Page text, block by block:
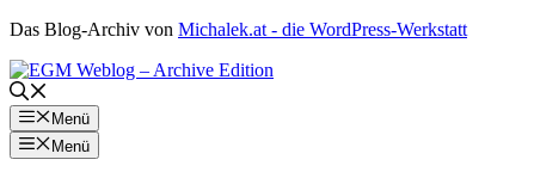
Zum
springen
Das Blog-Archiv von Michalek.at - die WordPress-Werkstatt
Menü
Menü